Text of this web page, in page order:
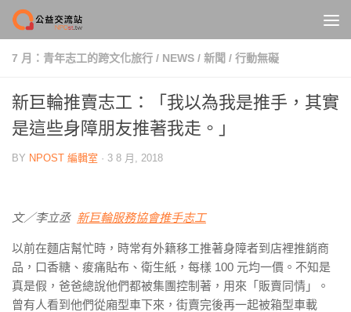
Skip to content
7 月：青年志工的跨文化旅行 / NEWS / 新聞 / 行動無礙
新巨輪推賣志工：「我以為我是推手，其實
是這些身障朋友推著我走。」
BY NPOST 編輯室 · 3 8 月, 2018
文／李立丞 新巨輪服務協會推手志工
以前在麵店幫忙時，時常有外籍移工推著身障者到店裡推銷商
品，口香糖、痠痛貼布、衛生紙，每樣 100 元均一價。不知是
真是假，爸爸總說他們都被集團控制著，用來「販賣同情」。
曾有人看到他們從廂型車下來，街賣完後再一起被箱型車載